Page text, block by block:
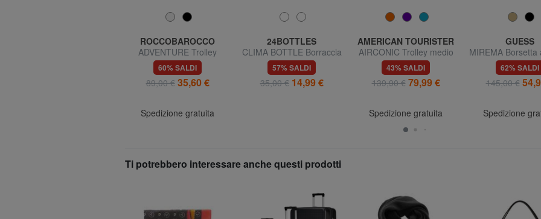
ROCCOBAROCCO
ADVENTURE Trolley
misura media
60% SALDI
89,00 € 35,60 €
Spedizione gratuita
24BOTTLES
CLIMA BOTTLE Borraccia
termica 500ml
57% SALDI
35,00 € 14,99 €
AMERICAN TOURISTER
AIRCONIC Trolley medio
leggero
43% SALDI
139,90 € 79,99 €
Spedizione gratuita
GUESS
MIREMA Borsetta
con
62% SALDI
145,00 €
Spedizione
Ti potrebbero interessare anche questi prodotti